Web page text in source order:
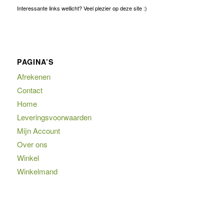
Interessante links wellicht? Veel plezier op deze site :)
PAGINA’S
Afrekenen
Contact
Home
Leveringsvoorwaarden
Mijn Account
Over ons
Winkel
Winkelmand